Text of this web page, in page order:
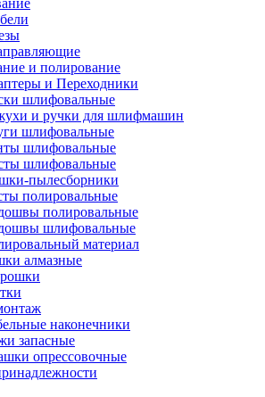
и полирование
и Переходники
шлифовальные
и ручки для шлифмашин
шлифовальные
шлифовальные
шлифовальные
пылесборники
полировальные
полировальные
шлифовальные
материал
алмазные
наконечники
запасные
опрессовочные